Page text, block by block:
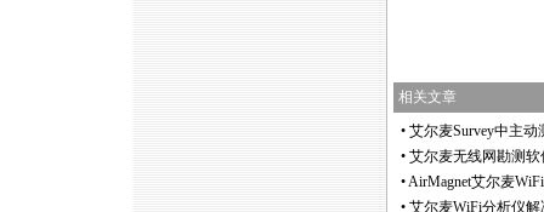
相关文章
• 艾尔麦Survey中主动
• 艾尔麦无线网勘测软
•AirMagnet艾尔麦
• 艾尔麦WiFi分析仪